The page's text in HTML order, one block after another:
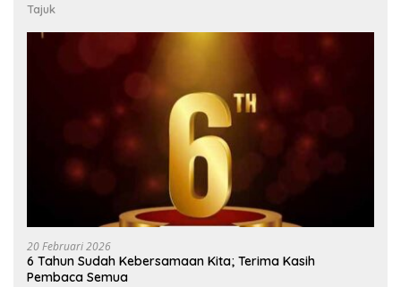
Tajuk
20 Februari 2026
6 Tahun Sudah Kebersamaan Kita; Terima Kasih
Pembaca Semua